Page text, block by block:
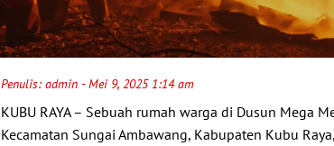
Penulis:admin - Mei 9, 2025 1:14 am
KUBU RAYA – Sebuah rumah warga di Dusun Mega
Kecamatan Sungai Ambawang, Kabupaten Kubu